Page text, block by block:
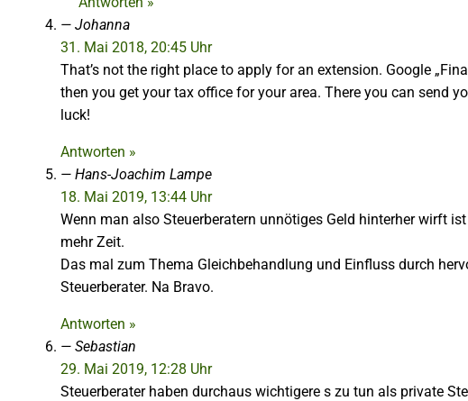
Johanna
31. Mai 2018, 20:45 Uhr
That’s not the right place to apply for an extension. Google
then you get your tax office for your area. There you can send
luck!
Antworten »
Hans-Joachim Lampe
18. Mai 2019, 13:44 Uhr
Wenn man also Steuerberatern unnötiges Geld hinterher wirft
mehr Zeit.
Das mal zum Thema Gleichbehandlung und Einfluss durch
Steuerberater. Na Bravo.
Antworten »
Sebastian
29. Mai 2019, 12:28 Uhr
Steuerberater haben durchaus wichtigere s zu tun als private